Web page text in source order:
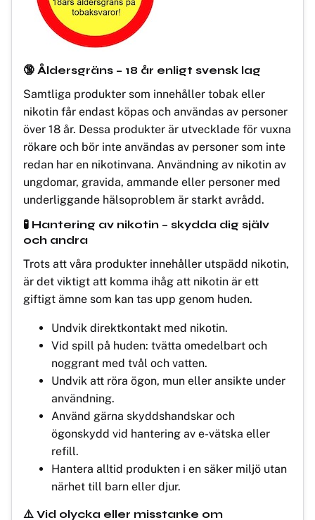
🔞 Åldersgräns – 18 år enligt svensk lag
Samtliga produkter som innehåller tobak eller
nikotin får endast köpas och användas av personer
över 18 år. Dessa produkter är utvecklade för vuxna
rökare och bör inte användas av personer som inte
redan har en nikotinvana. Användning av nikotin av
ungdomar, gravida, ammande eller personer med
underliggande hälsoproblem är starkt avrådd.
🧪 Hantering av nikotin – skydda dig själv
och andra
Trots att våra produkter innehåller utspädd nikotin,
är det viktigt att komma ihåg att nikotin är ett
giftigt ämne som kan tas upp genom huden.
Undvik direktkontakt med nikotin.
Vid spill på huden: tvätta omedelbart och
noggrant med tvål och vatten.
Undvik att röra ögon, mun eller ansikte under
användning.
Använd gärna skyddshandskar och
ögonskydd vid hantering av e-vätska eller
refill.
Hantera alltid produkten i en säker miljö utan
närhet till barn eller djur.
⚠️ Vid olycka eller misstanke om